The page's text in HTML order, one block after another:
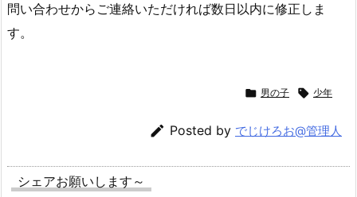
問い合わせからご連絡いただければ数日以内に修正しま
す。
 男の子  少年
 Posted by でじけろお@管理人
シェアお願いします～